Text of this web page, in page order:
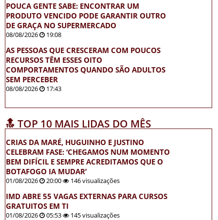
POUCA GENTE SABE: ENCONTRAR UM
PRODUTO VENCIDO PODE GARANTIR OUTRO
DE GRAÇA NO SUPERMERCADO
08/08/2026 19:08
AS PESSOAS QUE CRESCERAM COM POUCOS
RECURSOS TÊM ESSES OITO
COMPORTAMENTOS QUANDO SÃO ADULTOS
SEM PERCEBER
08/08/2026 17:43
🔝 TOP 10 MAIS LIDAS DO MÊS
CRIAS DA MARÉ, HUGUINHO E JUSTINO
CELEBRAM FASE: ‘CHEGAMOS NUM MOMENTO
BEM DIFÍCIL E SEMPRE ACREDITAMOS QUE O
BOTAFOGO IA MUDAR’
01/08/2026 20:00 146 visualizações
IMD ABRE 55 VAGAS EXTERNAS PARA CURSOS
GRATUITOS EM TI
01/08/2026 05:53 145 visualizações